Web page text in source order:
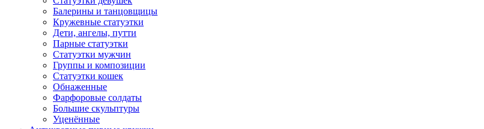
Балерины и танцовщицы
Кружевные статуэтки
Дети, ангелы, путти
Парные статуэтки
Статуэтки мужчин
Группы и композиции
Статуэтки кошек
Обнаженные
Фарфоровые солдаты
Большие скульптуры
Уценённые